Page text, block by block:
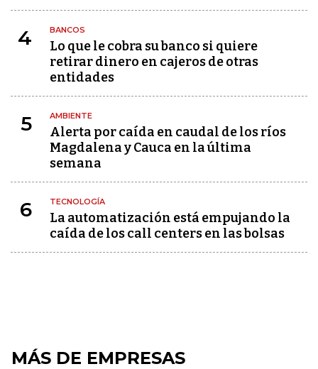
4 BANCOS
Lo que le cobra su banco si quiere
retirar dinero en cajeros de otras
entidades
5 AMBIENTE
Alerta por caída en caudal de los ríos
Magdalena y Cauca en la última
semana
6 TECNOLOGÍA
La automatización está empujando la
caída de los call centers en las bolsas
MÁS DE EMPRESAS